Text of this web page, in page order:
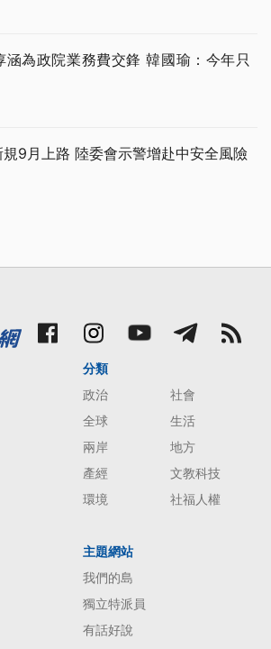
涵為政院業務費交鋒 韓國瑜：今年只
9月上路 陸委會示警增赴中安全風險
分類
政治
社會
全球
生活
兩岸
地方
產經
文教科技
環境
社福人權
主題網站
我們的島
獨立特派員
有話好說